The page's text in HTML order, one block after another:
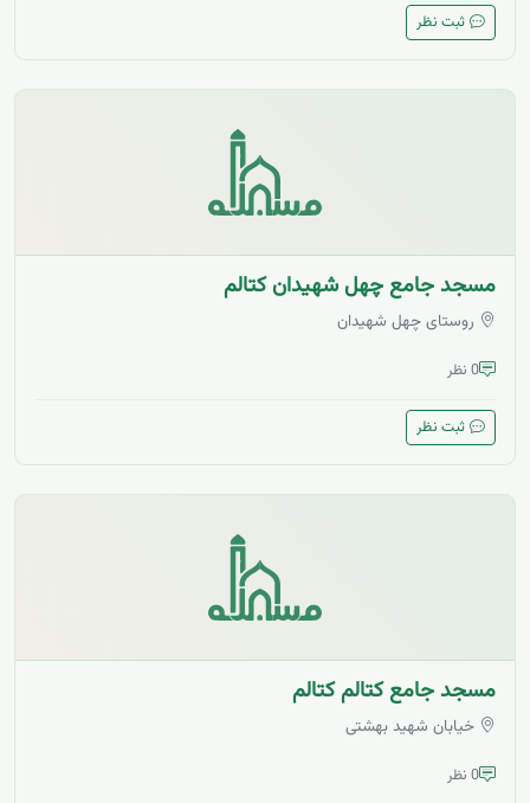
ثبت نظر
مسجد جامع چهل شهیدان کتالم
روستای چهل شهیدان
0 نظر
ثبت نظر
مسجد جامع کتالم کتالم
خیابان شهید بهشتی
0 نظر